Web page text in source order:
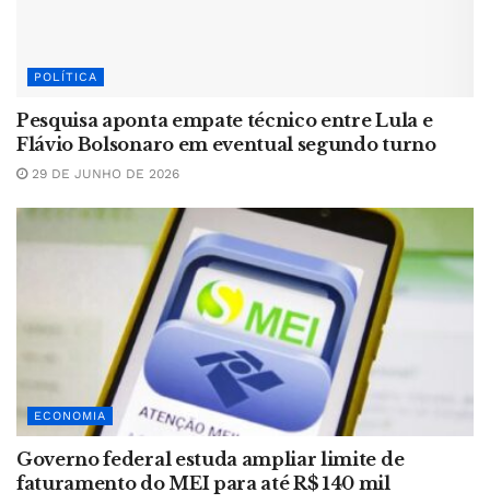
POLÍTICA
Pesquisa aponta empate técnico entre Lula e
Flávio Bolsonaro em eventual segundo turno
29 DE JUNHO DE 2026
ECONOMIA
Governo federal estuda ampliar limite de
faturamento do MEI para até R$ 140 mil